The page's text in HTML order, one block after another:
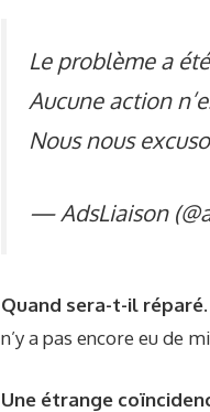
Le problème a
Aucune action
Nous nous
— AdsLiaison
Quand sera-t-il réparé.
n’y a pas encore eu de
Une étrange